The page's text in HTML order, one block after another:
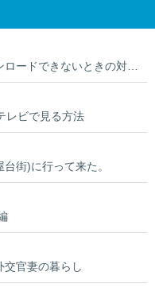
レビで見る方法
街)に行って来た。
交官妻の暮らし